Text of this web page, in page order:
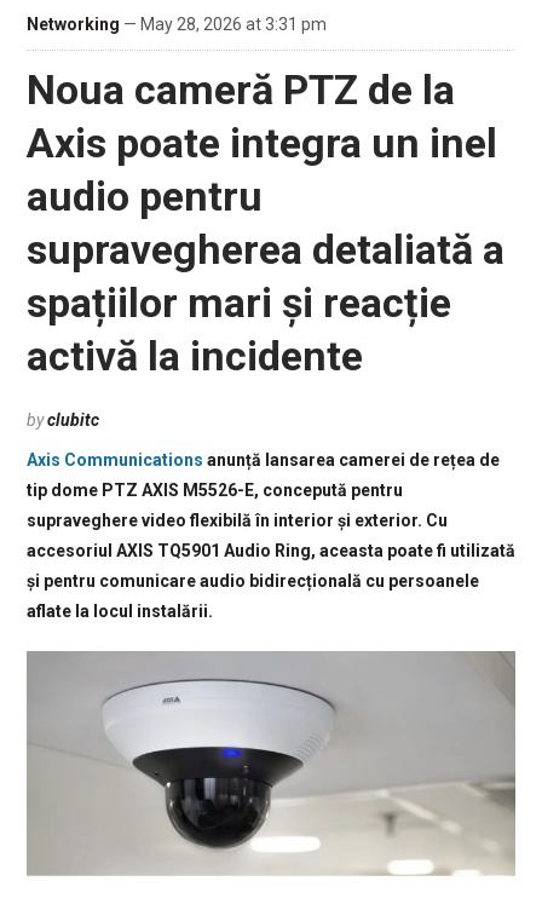
Networking — May 28, 2026 at 3:31 pm
Noua cameră PTZ de la
Axis poate integra un inel
audio pentru
supravegherea detaliată a
spațiilor mari și reacție
activă la incidente
byclubitc
Axis Communications anunță lansarea camerei de rețea de
tip dome PTZ AXIS M5526-E, concepută pentru
supraveghere video flexibilă în interior și exterior. Cu
accesoriul AXIS TQ5901 Audio Ring, aceasta poate fi utilizată
și pentru comunicare audio bidirecțională cu persoanele
aflate la locul instalării.